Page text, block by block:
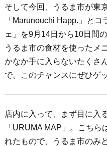
そして今回、うるま市が東
「Marunouchi Happ.」と
ェ」を9月14日から10日間
うるま市の食材を使ったメ
かなか手に入らないたくさ
で、このチャンスにぜひゲ
店内に入って、まず目に入
「URUMA MAP」。こち
れたもので、うるま市のみ